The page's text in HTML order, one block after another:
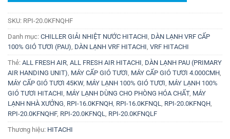
SKU: RPI-20.0KFNQHF
Danh mục: CHILLER GIẢI NHIỆT NƯỚC HITACHI DÀN LẠNH VRF CẤP
100% GIÓ TƯƠI (PAU) DÀN LẠNH VRF HITACHI VRF HITACHI
Thẻ: ALL FRESH AIR ALL FRESH AIR HITACHI DÀN LẠNH PAU (PRIMARY
AIR HANDING UNIT) MÁY CẤP GIÓ TƯƠI MÁY CẤP GIÓ TƯƠI 4.000CMH
MÁY CẤP GIÓ TƯƠI 45KW, MÁY LẠNH 100% GIÓ TƯƠI MÁY LẠNH 100%
GIÓ TƯƠI HITACHI MÁY LẠNH DÙNG CHO PHÒNG HÓA CHẤT, MÁY
LẠNH NHÀ XƯỞNG RPI-16.0KFNQH RPI-16.0KFNQL RPI-20.0KFNQH
RPI-20.0KFNQHF, RPI-20.0KFNQL RPI-20.0KFNQLF
Thương hiệu: HITACHI